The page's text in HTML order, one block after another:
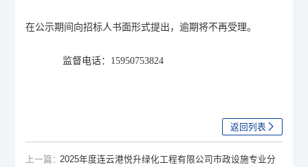
在公示期间向招标人书面形式提出，逾期将不再受理。
监督电话： 15950753824
返回列表
上一篇：2025年度连云港悦升绿化工程有限公司市政设施专业分